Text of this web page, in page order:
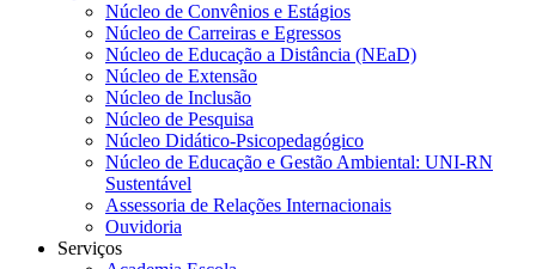
Núcleo de Convênios e Estágios
Núcleo de Carreiras e Egressos
Núcleo de Educação a Distância (NEaD)
Núcleo de Extensão
Núcleo de Inclusão
Núcleo de Pesquisa
Núcleo Didático-Psicopedagógico
Núcleo de Educação e Gestão Ambiental: UNI-RN
Sustentável
Assessoria de Relações Internacionais
Ouvidoria
Serviços